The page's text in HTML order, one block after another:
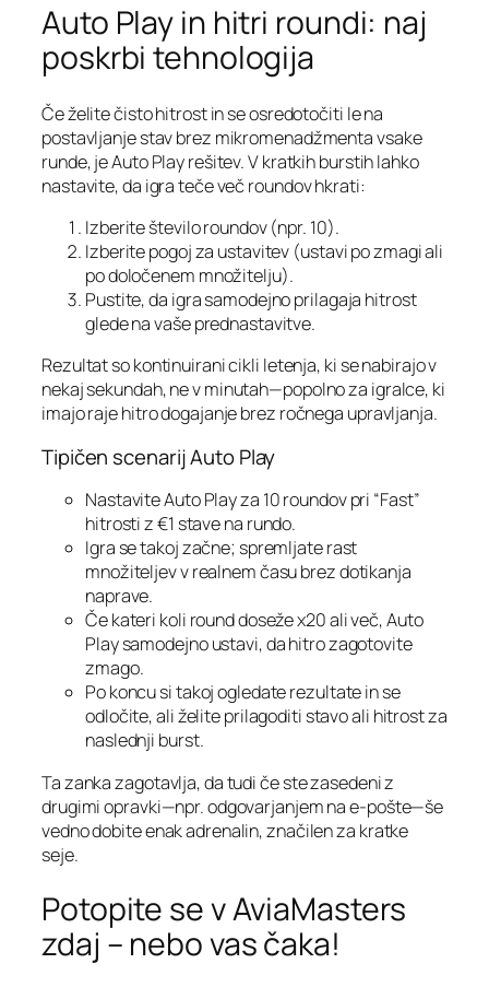
Auto Play in hitri roundi: naj
poskrbi tehnologija
Če želite čisto hitrost in se osredotočiti le na
postavljanje stav brez mikromenadžmenta vsake
runde, je Auto Play rešitev. V kratkih burstih lahko
nastavite, da igra teče več roundov hkrati:
Izberite število roundov (npr. 10).
Izberite pogoj za ustavitev (ustavi po zmagi ali
po določenem množitelju).
Pustite, da igra samodejno prilagaja hitrost
glede na vaše prednastavitve.
Rezultat so kontinuirani cikli letenja, ki se nabirajo v
nekaj sekundah, ne v minutah—popolno za igralce, ki
imajo raje hitro dogajanje brez ročnega upravljanja.
Tipičen scenarij Auto Play
Nastavite Auto Play za 10 roundov pri “Fast”
hitrosti z €1 stave na rundo.
Igra se takoj začne; spremljate rast
množiteljev v realnem času brez dotikanja
naprave.
Če kateri koli round doseže x20 ali več, Auto
Play samodejno ustavi, da hitro zagotovite
zmago.
Po koncu si takoj ogledate rezultate in se
odločite, ali želite prilagoditi stavo ali hitrost za
naslednji burst.
Ta zanka zagotavlja, da tudi če ste zasedeni z
drugimi opravki—npr. odgovarjanjem na e‑pošte—še
vedno dobite enak adrenalin, značilen za kratke
seje.
Potopite se v AviaMasters
zdaj – nebo vas čaka!